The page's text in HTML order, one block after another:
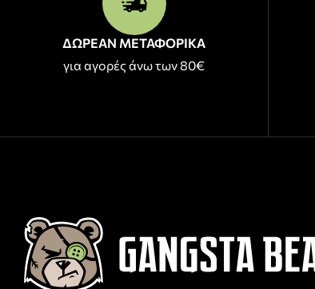
ΔΩΡΕΑΝ ΜΕΤΑΦΟΡΙΚΑ
για αγορές άνω των 80€